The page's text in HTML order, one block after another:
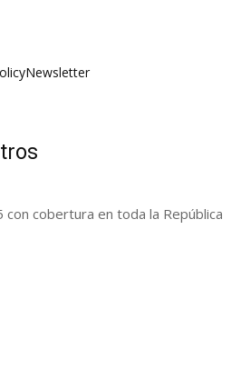
Newsletter
con cobertura en toda la República